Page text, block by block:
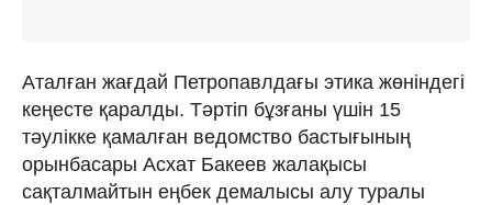
Аталған жағдай Петропавлдағы этика жөніндегі
кеңесте қаралды. Тәртіп бұзғаны үшін 15
тәулікке қамалған ведомство бастығының
орынбасары Асхат Бакеев жалақысы
сақталмайтын еңбек демалысы алу туралы